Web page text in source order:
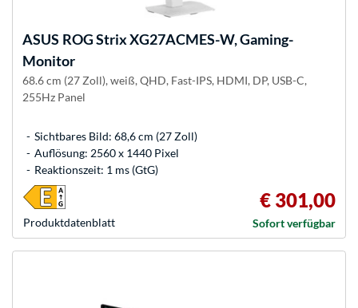
ASUS ROG Strix XG27ACMES-W, Gaming-
Monitor
68.6 cm (27 Zoll), weiß, QHD, Fast-IPS, HDMI, DP, USB-C,
255Hz Panel
Sichtbares Bild: 68,6 cm (27 Zoll)
Auflösung: 2560 x 1440 Pixel
Reaktionszeit: 1 ms (GtG)
Produkt­datenblatt
€ 301,00
Sofort verfügbar